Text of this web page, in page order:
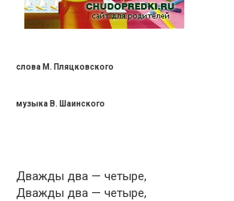
слова М. Пляцковского
музыка В. Шаинского
Дважды два — четыре,
Дважды два — четыре,